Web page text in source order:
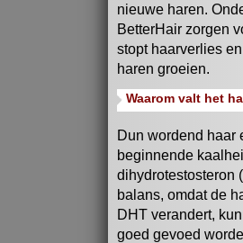
nieuwe haren.
BetterHair zorgen
stopt haarverlies
haren groeien.
Waarom valt het
Dun wordend haar
beginnende
dihydrotestosteron
balans, omdat de
DHT verandert,
goed gevoed